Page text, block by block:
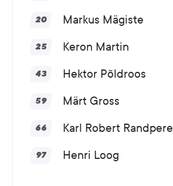
20 Markus Mägiste
25 Keron Martin
43 Hektor Põldroos
59 Märt Gross
66 Karl Robert Randpere
97 Henri Loog